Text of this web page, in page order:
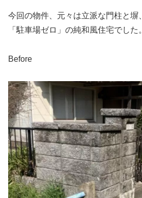
今回の物件、元々は立派な門柱と塀
「駐車場ゼロ」の純和風住宅でした。
Before